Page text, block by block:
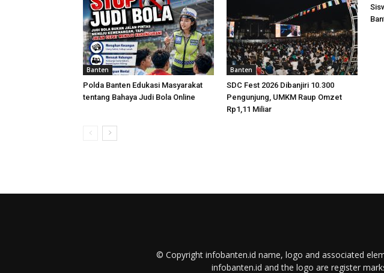
Banten
Polda Banten Edukasi Masyarakat
tentang Bahaya Judi Bola Online
Banten
SDC Fest 2026 Dibanjiri 10.300
Pengunjung, UMKM Raup Omzet
Rp1,11 Miliar
© Copyright infobanten.id name, logo and associated
infobanten.id and the logo are register